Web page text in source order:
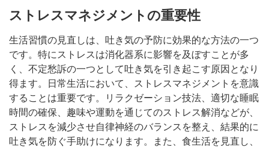
ストレスマネジメントの重要性
生活習慣の見直しは、吐き気の予防に効果的な方法の一つ
です。特にストレスは消化器系に影響を及ぼすことが多
く、不定愁訴の一つとして吐き気を引き起こす原因となり
得ます。日常生活において、ストレスマネジメントを意識
することは重要です。リラクゼーション技法、適切な睡眠
時間の確保、趣味や運動を通じてのストレス解消などが、
ストレスを減少させ自律神経のバランスを整え、結果的に
吐き気を防ぐ手助けになります。また、食生活を見直し、